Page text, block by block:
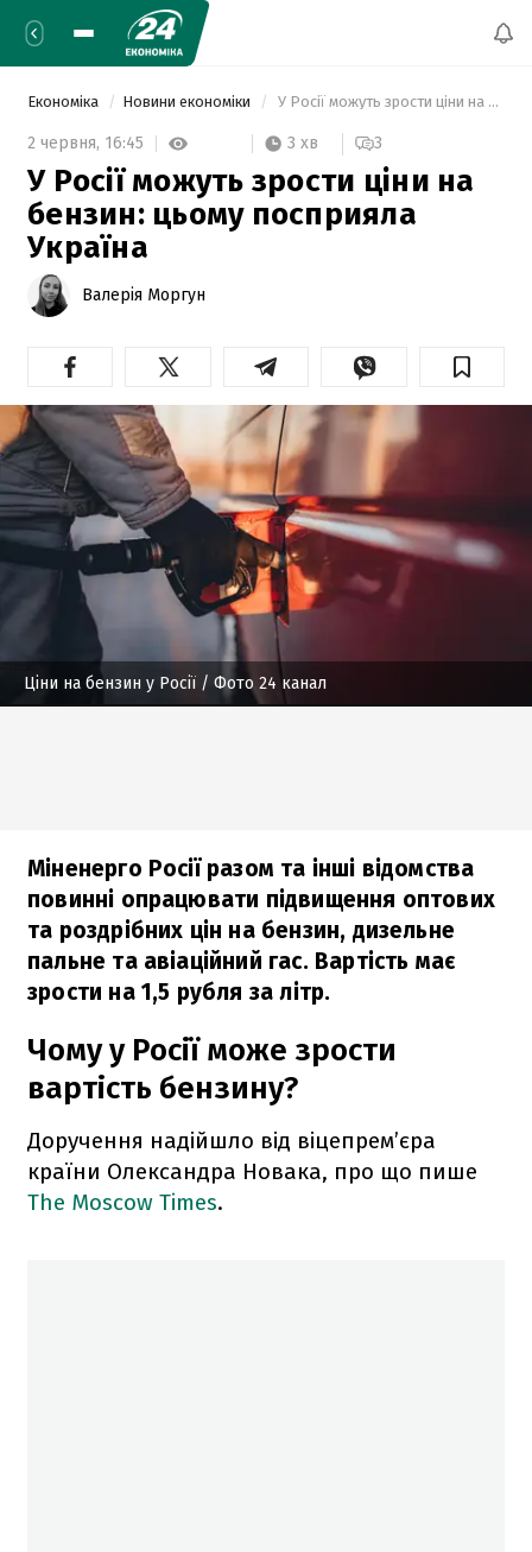
Економіка Новини економіки У Росії можуть зрости ціни на бензин: цьому посприяла Україна
2 червня, 16:45 3 хв 3
У Росії можуть зрости ціни на
бензин: цьому посприяла
Україна
Валерія Моргун
Ціни на бензин у Росії / Фото 24 канал
Міненерго Росії разом та інші відомства
повинні опрацювати підвищення оптових
та роздрібних цін на бензин, дизельне
пальне та авіаційний гас. Вартість має
зрости на 1,5 рубля за літр.
Чому у Росії може зрости
вартість бензину?
Доручення надійшло від віцепрем’єра
країни Олександра Новака, про що пише
The Moscow Times.